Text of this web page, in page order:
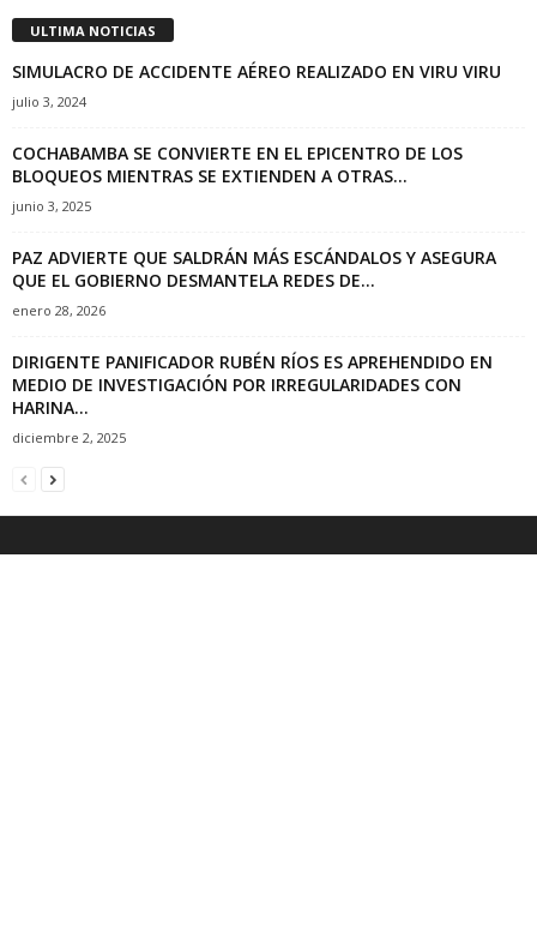
ULTIMA NOTICIAS
SIMULACRO DE ACCIDENTE AÉREO REALIZADO EN VIRU VIRU
julio 3, 2024
COCHABAMBA SE CONVIERTE EN EL EPICENTRO DE LOS
BLOQUEOS MIENTRAS SE EXTIENDEN A OTRAS...
junio 3, 2025
PAZ ADVIERTE QUE SALDRÁN MÁS ESCÁNDALOS Y ASEGURA
QUE EL GOBIERNO DESMANTELA REDES DE...
enero 28, 2026
DIRIGENTE PANIFICADOR RUBÉN RÍOS ES APREHENDIDO EN
MEDIO DE INVESTIGACIÓN POR IRREGULARIDADES CON
HARINA...
diciembre 2, 2025